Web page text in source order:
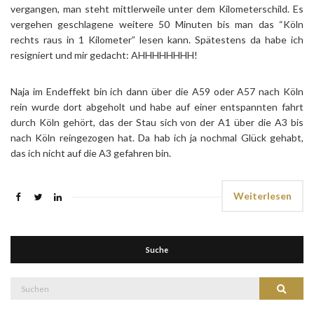
vergangen, man steht mittlerweile unter dem Kilometerschild. Es
vergehen geschlagene weitere 50 Minuten bis man das “Köln
rechts raus in 1 Kilometer” lesen kann. Spätestens da habe ich
resigniert und mir gedacht: AHHHHHHHH!
Naja im Endeffekt bin ich dann über die A59 oder A57 nach Köln
rein wurde dort abgeholt und habe auf einer entspannten fahrt
durch Köln gehört, das der Stau sich von der A1 über die A3 bis
nach Köln reingezogen hat. Da hab ich ja nochmal Glück gehabt,
das ich nicht auf die A3 gefahren bin.
Weiterlesen
Suche
Suchen